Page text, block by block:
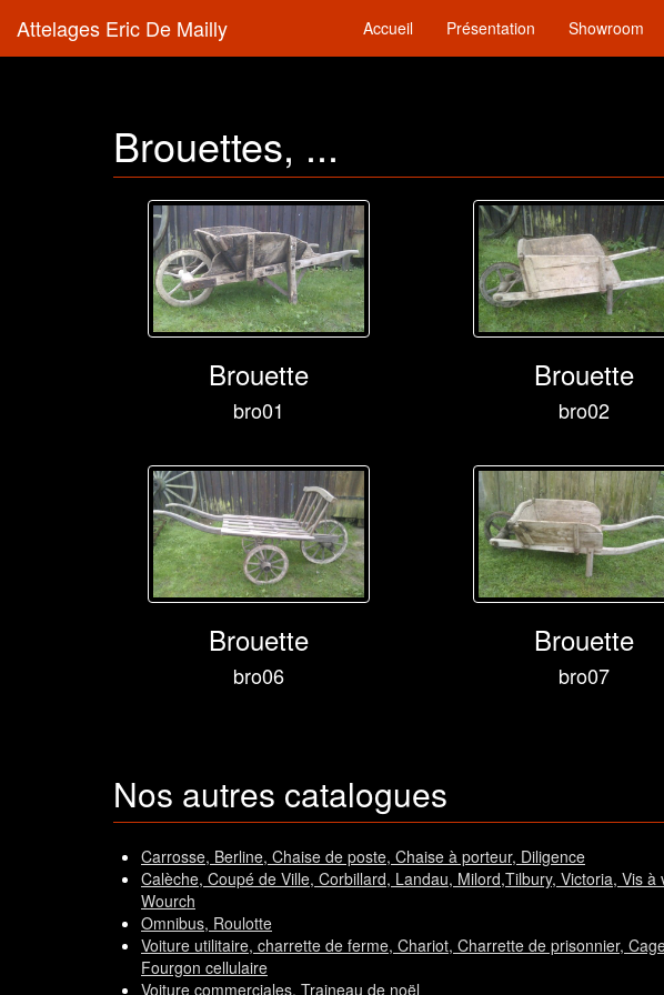
Attelages Eric De Mailly Accueil Présentation Showroom
Brouettes, ...
Brouette
bro01
Brouette
bro02
Brouette
bro06
Brouette
bro07
Nos autres catalogues
Carrosse, Berline, Chaise de poste, Chaise à porteur, Diligence
Calèche, Coupé de Ville, Corbillard, Landau, Milord,Tilbury, Victoria, Vis à
Wourch
Omnibus, Roulotte
Voiture utilitaire, charrette de ferme, Chariot, Charrette de prisonnier,
Fourgon cellulaire
Voiture commerciales, Traineau de noël